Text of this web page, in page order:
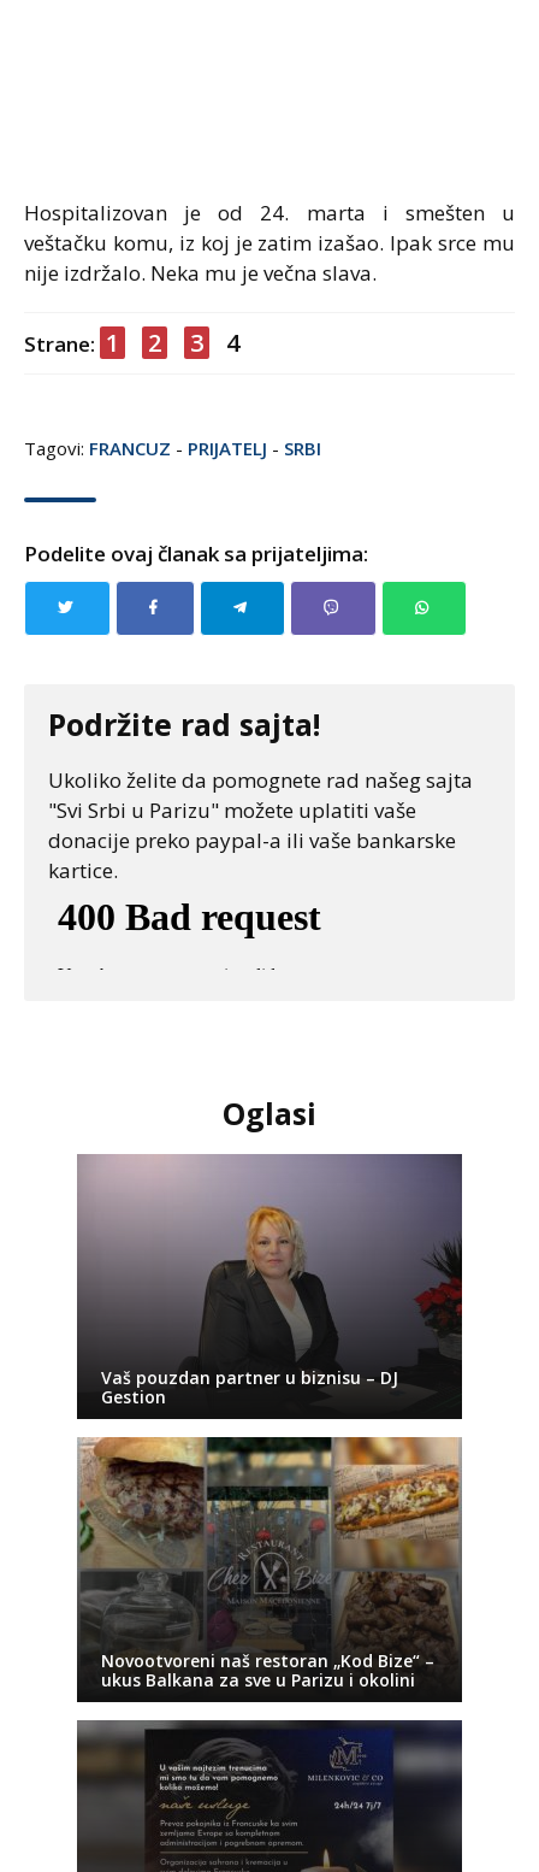
Hospitalizovan je od 24. marta i smešten u
veštačku komu, iz koj je zatim izašao. Ipak srce mu
nije izdržalo. Neka mu je večna slava.
Strane: 1 2 3 4
Tagovi: FRANCUZ - PRIJATELJ - SRBI
Podelite ovaj članak sa prijateljima:
Podržite rad sajta!
Ukoliko želite da pomognete rad našeg sajta
"Svi Srbi u Parizu" možete uplatiti vaše
donacije preko paypal-a ili vaše bankarske
kartice.
Oglasi
Vaš pouzdan partner u biznisu – DJ
Gestion
Novootvoreni naš restoran „Kod Bize“ –
ukus Balkana za sve u Parizu i okolini